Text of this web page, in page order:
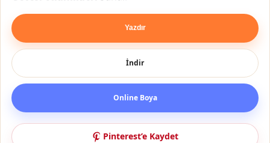
Yazdır
İndir
Online Boya
Pinterest’e Kaydet